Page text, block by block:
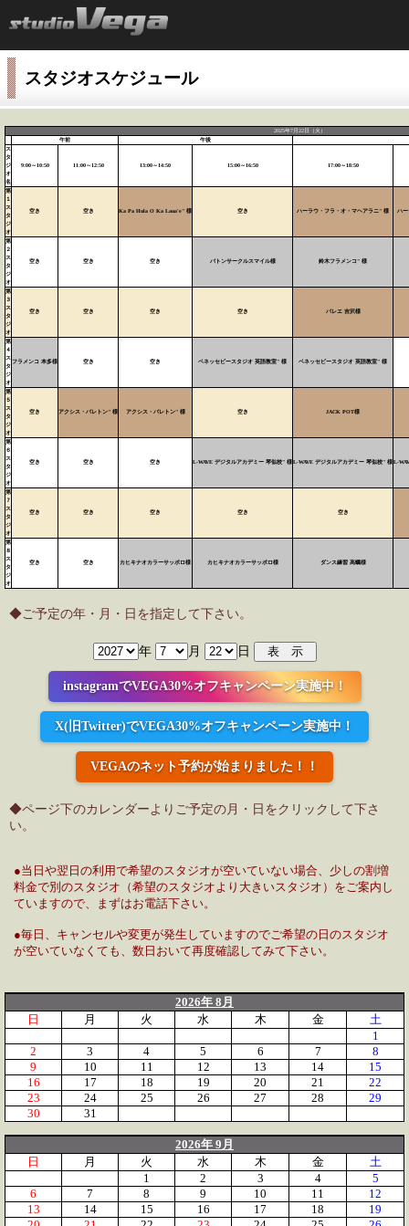
スタジオスケジュール
2025年7月22日（火）
午前
午後
ス
タ
ジ
オ
名
9:00～10:50 11:00～12:50 13:00～14:50 15:00～16:50 17:00～18:50
第
１
ス
タ
ジ
オ
空き 空き Ka Pa Hula O Ka Laua'e" 様 空き ハーラウ・フラ・オ・マヘアラニ" 様 ハー
第
２
ス
タ
ジ
オ
空き 空き 空き バトンサークルスマイル様 鈴木フラメンコ" 様
第
３
ス
タ
ジ
オ
空き 空き 空き 空き バレエ 吉沢様
第
４
ス
タ
ジ
オ
フラメンコ 本多様 空き 空き ベネッセビースタジオ 英語教室" 様 ベネッセビースタジオ 英語教室" 様
第
５
ス
タ
ジ
オ
空き アクシス・バレトン" 様 アクシス・バレトン" 様 空き JACK POT様
第
６
ス
タ
ジ
オ
空き 空き 空き L-WAVE デジタルアカデミー 琴似校" 様 L-WAVE デジタルアカデミー 琴似校" 様 L-
第
７
ス
タ
ジ
オ
空き 空き 空き 空き 空き
第
８
ス
タ
ジ
オ
空き 空き カヒキナオカラーサッポロ様 カヒキナオカラーサッポロ様 ダンス練習 高蠣様
◆ご予定の年・月・日を指定して下さい。
年 月 日
instagramでVEGA30%オフキャンペーン実施中！
X(旧Twitter)でVEGA30%オフキャンペーン実施中！
VEGAのネット予約が始まりました！！
◆ページ下のカレンダーよりご予定の月・日をクリックして下さ
い。
●当日や翌日の利用で希望のスタジオが空いていない場合、少しの割増
料金で別のスタジオ（希望のスタジオより大きいスタジオ）をご案内し
ていますので、まずはお電話下さい。
●毎日、キャンセルや変更が発生していますのでご希望の日のスタジオ
が空いていなくても、数日おいて再度確認してみて下さい。
2026年 8月
日
月 火 水 木 金
土
1
2
3 4 5 6 7
8
9
10 11 12 13 14
15
16
17 18 19 20 21
22
23
24 25 26 27 28
29
30
31
2026年 9月
日
月 火 水 木 金
土
1
2 3 4
5
6
7 8 9 10 11
12
13
14 15 16 17 18
19